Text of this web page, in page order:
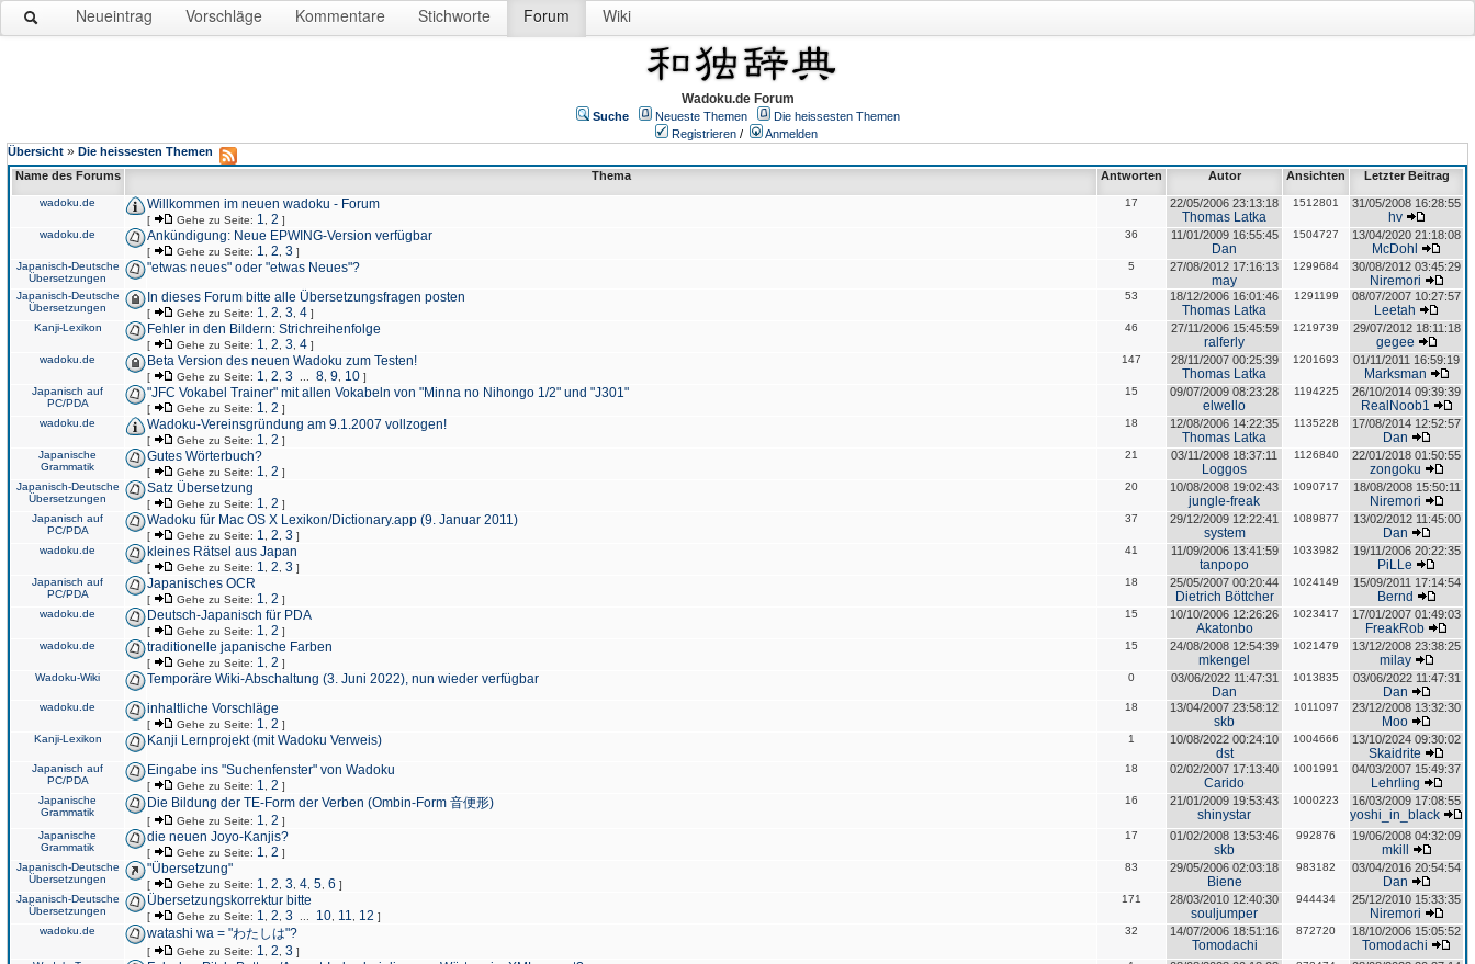
Neueintrag Vorschläge Kommentare Stichworte Forum Wiki
Wadoku.de Forum
Suche Neueste Themen
Die heissesten Themen
Registrieren /
Anmelden
Übersicht » Die heissesten Themen
Name des Forums
Thema Antworten Autor Ansichten Letzter Beitrag
wadoku.de Willkommen im neuen wadoku - Forum
[ Gehe zu Seite: 1 2 ]
17 22/05/2006 23:13:18
Thomas Latka
1512801 31/05/2008 16:28:55
hv
wadoku.de Ankündigung: Neue EPWING-Version verfügbar
[ Gehe zu Seite: 1 2 3 ]
36 11/01/2009 16:55:45
Dan
1504727 13/04/2020 21:18:08
McDohl
Japanisch-Deutsche
Übersetzungen
"etwas neues" oder "etwas Neues"? 5 27/08/2012 17:16:13
may
1299684 30/08/2012 03:45:29
Niremori
Japanisch-Deutsche
Übersetzungen
In dieses Forum bitte alle Übersetzungsfragen posten
[ Gehe zu Seite: 1 2 3 4 ]
53 18/12/2006 16:01:46
Thomas Latka
1291199 08/07/2007 10:27:57
Leetah
Kanji-Lexikon Fehler in den Bildern: Strichreihenfolge
[ Gehe zu Seite: 1 2 3 4 ]
46 27/11/2006 15:45:59
ralferly
1219739 29/07/2012 18:11:18
gegee
wadoku.de Beta Version des neuen Wadoku zum Testen!
[ Gehe zu Seite: 1 2 3 8 9 10 ]
147 28/11/2007 00:25:39
Thomas Latka
1201693 01/11/2011 16:59:19
Marksman
Japanisch auf
PC/PDA
"JFC Vokabel Trainer" mit allen Vokabeln von "Minna no Nihongo 1/2" und "J301"
[ Gehe zu Seite: 1 2 ]
15 09/07/2009 08:23:28
elwello
1194225 26/10/2014 09:39:39
RealNoob1
wadoku.de Wadoku-Vereinsgründung am 9.1.2007 vollzogen!
[ Gehe zu Seite: 1 2 ]
18 12/08/2006 14:22:35
Thomas Latka
1135228 17/08/2014 12:52:57
Dan
Japanische
Grammatik
Gutes Wörterbuch?
[ Gehe zu Seite: 1 2 ]
21 03/11/2008 18:37:11
Loggos
1126840 22/01/2018 01:50:55
zongoku
Japanisch-Deutsche
Übersetzungen
Satz Übersetzung
[ Gehe zu Seite: 1 2 ]
20 10/08/2008 19:02:43
jungle-freak
1090717 18/08/2008 15:50:11
Niremori
Japanisch auf
PC/PDA
Wadoku für Mac OS X Lexikon/Dictionary.app (9. Januar 2011)
[ Gehe zu Seite: 1 2 3 ]
37 29/12/2009 12:22:41
system
1089877 13/02/2012 11:45:00
Dan
wadoku.de kleines Rätsel aus Japan
[ Gehe zu Seite: 1 2 3 ]
41 11/09/2006 13:41:59
tanpopo
1033982 19/11/2006 20:22:35
PiLLe
Japanisch auf
PC/PDA
Japanisches OCR
[ Gehe zu Seite: 1 2 ]
18 25/05/2007 00:20:44
Dietrich Böttcher
1024149 15/09/2011 17:14:54
Bernd
wadoku.de Deutsch-Japanisch für PDA
[ Gehe zu Seite: 1 2 ]
15 10/10/2006 12:26:26
Akatonbo
1023417 17/01/2007 01:49:03
FreakRob
wadoku.de traditionelle japanische Farben
[ Gehe zu Seite: 1 2 ]
15 24/08/2008 12:54:39
mkengel
1021479 13/12/2008 23:38:25
milay
Wadoku-Wiki Temporäre Wiki-Abschaltung (3. Juni 2022), nun wieder verfügbar 0 03/06/2022 11:47:31
Dan
1013835 03/06/2022 11:47:31
Dan
wadoku.de inhaltliche Vorschläge
[ Gehe zu Seite: 1 2 ]
18 13/04/2007 23:58:12
skb
1011097 23/12/2008 13:32:30
Moo
Kanji-Lexikon Kanji Lernprojekt (mit Wadoku Verweis) 1 10/08/2022 00:24:10
dst
1004666 13/10/2024 09:30:02
Skaidrite
Japanisch auf
PC/PDA
Eingabe ins "Suchenfenster" von Wadoku
[ Gehe zu Seite: 1 2 ]
18 02/02/2007 17:13:40
Carido
1001991 04/03/2007 15:49:37
Lehrling
Japanische
Grammatik
Die Bildung der TE-Form der Verben (Ombin-Form 音便形)
[ Gehe zu Seite: 1 2 ]
16 21/01/2009 19:53:43
shinystar
1000223 16/03/2009 17:08:55
yoshi_in_black
Japanische
Grammatik
die neuen Joyo-Kanjis?
[ Gehe zu Seite: 1 2 ]
17 01/02/2008 13:53:46
skb
992876 19/06/2008 04:32:09
mkill
Japanisch-Deutsche
Übersetzungen
"Übersetzung"
[ Gehe zu Seite: 1 2 3 4 5 6 ]
83 29/05/2006 02:03:18
Biene
983182 03/04/2016 20:54:54
Dan
Japanisch-Deutsche
Übersetzungen
Übersetzungskorrektur bitte
[ Gehe zu Seite: 1 2 3 10 11 12 ]
171 28/03/2010 12:40:30
souljumper
944434 25/12/2010 15:33:35
Niremori
wadoku.de watashi wa = "わたしは"?
[ Gehe zu Seite: 1 2 3 ]
32 14/07/2006 18:51:16
Tomodachi
872720 18/10/2006 15:05:52
Tomodachi